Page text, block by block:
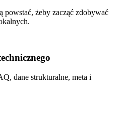
powstać, żeby zacząć zdobywać
dane strukturalne, meta i